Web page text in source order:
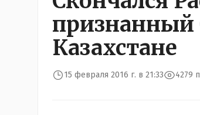
Казахстане
15 февраля 2016 г. в 21:33 4279